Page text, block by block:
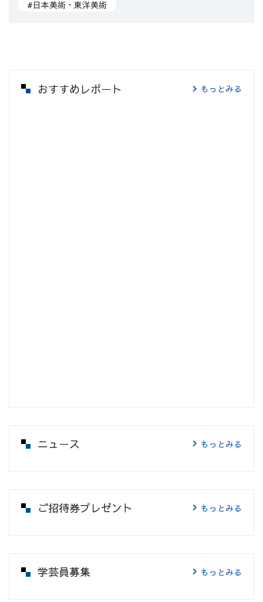
#日本美術・東洋美術
おすすめレポート もっとみる
ニュース もっとみる
ご招待券プレゼント もっとみる
学芸員募集 もっとみる